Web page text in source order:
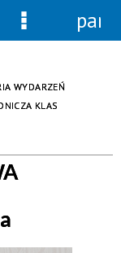
WYDARZEŃ
KLAS
Menu